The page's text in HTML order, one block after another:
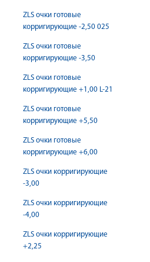
ZLS очки готовые
корригирующие -2,50 025
ZLS очки готовые
корригирующие -3,50
ZLS очки готовые
корригирующие +1,00 L-21
ZLS очки готовые
корригирующие +5,50
ZLS очки готовые
корригирующие +6,00
ZLS очки корригирующие
-3,00
ZLS очки корригирующие
-4,00
ZLS очки корригирующие
+2,25